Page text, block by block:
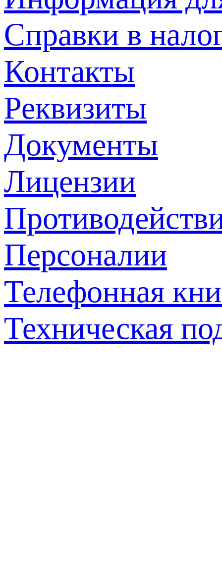
Справки в
Контакты
Реквизиты
Документы
Лицензии
Персоналии
Телефонная
Техническая